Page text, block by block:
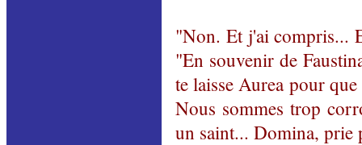
"Non. Et j'ai compris...
"En souvenir de
te laisse Aurea pour
Nous sommes trop
un saint... Domina,